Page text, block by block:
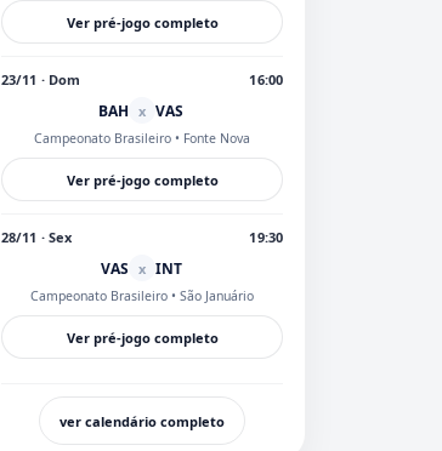
Ver pré-jogo completo
23/11 · Dom 16:00
BAH x VAS
Campeonato Brasileiro • Fonte Nova
Ver pré-jogo completo
28/11 · Sex 19:30
VAS x INT
Campeonato Brasileiro • São Januário
Ver pré-jogo completo
ver calendário completo